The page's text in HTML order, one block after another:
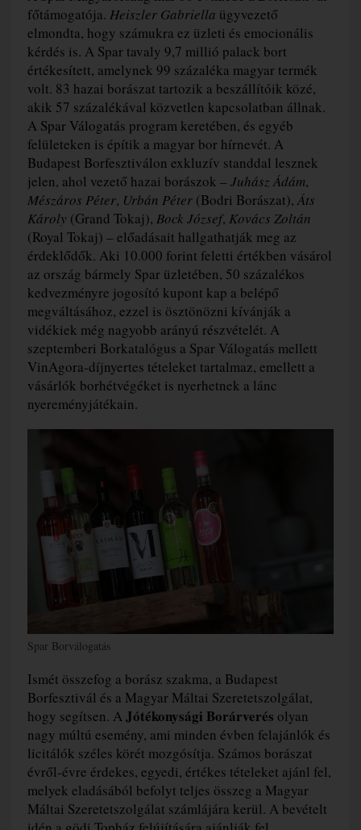
főtámogatója. Heiszler Gabriella ügyvezető
elmondta, hogy számukra ez üzleti és emocionális
kérdés is. A Spar tavaly 9,7 millió palack bort
értékesített, amelynek 99 százaléka magyar termék
volt. 83 hazai borászat tartozik a beszállítóik közé,
akik 57 százalékával közvetlen kapcsolatban állnak.
A Spar Válogatás program keretében, és egyéb
felületeken is építik a magyar bor hírnevét. A
Budapest Borfesztiválon exkluzív standdal lesznek
jelen, ahol vezető hazai borászok – Juhász Ádám,
Mészáros Péter, Urbán Péter(Bodri Borászat), Áts
Károly (Grand Tokaj), Bock József, Kovács Zoltán
(Royal Tokaj) – előadásait hallgathatják meg az
érdeklődők. Aki 10.000 forint feletti értékben vásárol
az ország bármely Spar üzletében, 50 százalékos
kedvezményre jogosító kupont kap a belépő
megváltásához, ezzel is ösztönözni kívánják a
vidékiek még nagyobb arányú részvételét. A
szeptemberi Borkatalógus a Spar Válogatás mellett
VinAgora-díjnyertes tételeket tartalmaz, emellett a
vásárlók borhétvégéket is nyerhetnek a lánc
nyereményjátékain.
Spar Borválogatás
Ismét összefog a borász szakma, a Budapest
Borfesztivál és a Magyar Máltai Szeretetszolgálat,
hogy segítsen. AJótékonysági Borárverés olyan
nagy múltú esemény, ami minden évben felajánlók és
licitálók széles körét mozgósítja. Számos borászat
évről-évre érdekes, egyedi, értékes tételeket ajánl fel,
melyek eladásából befolyt teljes összeg a Magyar
Máltai Szeretetszolgálat számlájára kerül. A bevételt